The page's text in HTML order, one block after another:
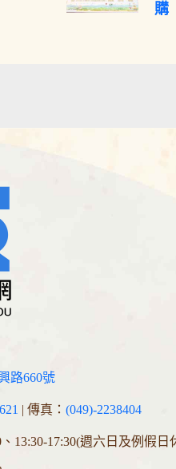
購
路660號
| 傳真： (049)-2238404
、13:30-17:30(週六日及例假日